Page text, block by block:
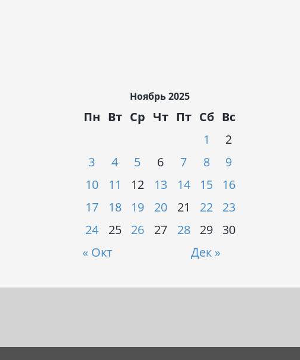
Ноябрь 2025
Пн Вт Ср Чт Пт Сб Вс
« Окт Дек »
1
2
3
4 5 6 7 8
9
10
11 12 13 14 15
16
17
18 19 20 21 22
23
24
25 26 27 28 29 30